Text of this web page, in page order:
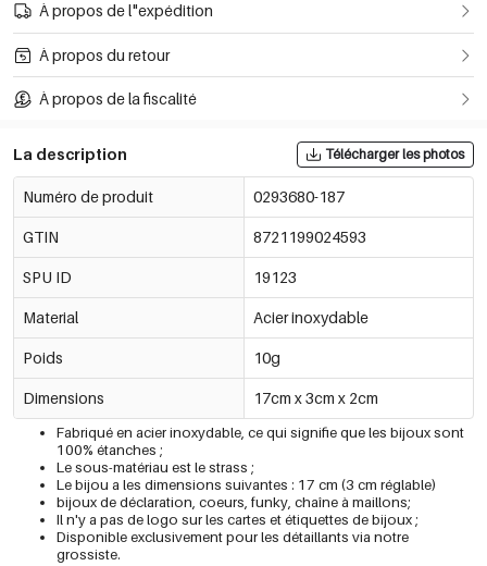
À propos de l"expédition
À propos du retour
À propos de la fiscalité
La description Télécharger les photos
Numéro de produit 0293680-187
GTIN 8721199024593
SPU ID 19123
Material Acier inoxydable
Poids 10g
Dimensions 17cm x 3cm x 2cm
Fabriqué en acier inoxydable, ce qui signifie que les bijoux sont
100% étanches ;
Le sous-matériau est le strass ;
Le bijou a les dimensions suivantes : 17 cm (3 cm réglable)
bijoux de déclaration, coeurs, funky, chaîne à maillons;
Il n'y a pas de logo sur les cartes et étiquettes de bijoux ;
Disponible exclusivement pour les détaillants via notre
grossiste.